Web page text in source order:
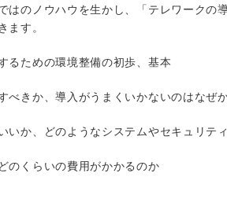
はのノウハウを生かし、「テレワークの
ます。
るための環境整備の初歩、基本
べきか、導入がうまくいかないのはなぜ
いか、どのようなシステムやセキュリテ
のくらいの費用がかかるのか